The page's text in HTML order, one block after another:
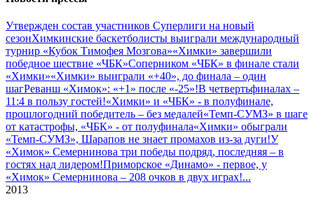
Утвержден состав участников Cуперлиги на новый
сезонХимкинские баскетболисты выиграли международный
турнир «Кубок Тимофея Мозгова»«Химки» завершили
победное шествие «ЧБК»Соперником «ЧБК» в финале стали
«Химки»«Химки» выиграли «+40», до финала – один
шагРеванш «Химок»: «+1» после «-25»!В четвертьфиналах –
11:4 в пользу гостей!«Химки» и «ЧБК» - в полуфинале,
прошлогодний победитель – без медалей«Темп-СУМЗ» в шаге
от катастрофы, «ЧБК» - от полуфинала«Химки» обыграли
«Темп-СУМЗ», Шарапов не знает промахов из-за дуги!У
«Химок» Семернинова три победы подряд, последняя – в
гостях над лидером!Приморское «Динамо» - первое, у
«Химок» Семернинова – 208 очков в двух играх!...
2013